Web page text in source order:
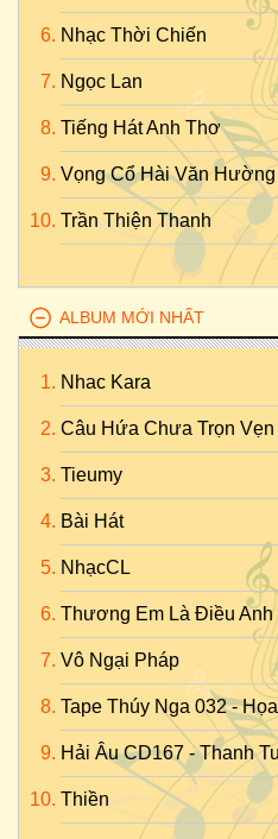
Nhạc Thời Chiến
Ngọc Lan
Tiếng Hát Anh Thơ
Vọng Cổ Hài Văn Hường
Trần Thiện Thanh
ALBUM MỚI NHẤT
Nhac Kara
Câu Hứa Chưa Trọn Vẹn
Tieumy
Bài Hát
NhạcCL
Thương Em Là Điều Anh
Vô Ngại Pháp
Tape Thúy Nga 032 -
Hải Âu CD167 - Thanh
Thiền